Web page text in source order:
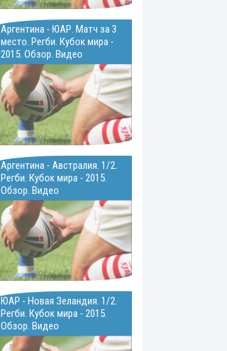
Аргентина - ЮАР. Матч за 3
место. Регби. Кубок мира -
2015. Обзор. Видео
Аргентина - Австралия. 1/2.
Регби. Кубок мира - 2015.
Обзор. Видео
ЮАР - Новая Зеландия. 1/2.
Регби. Кубок мира - 2015.
Обзор. Видео